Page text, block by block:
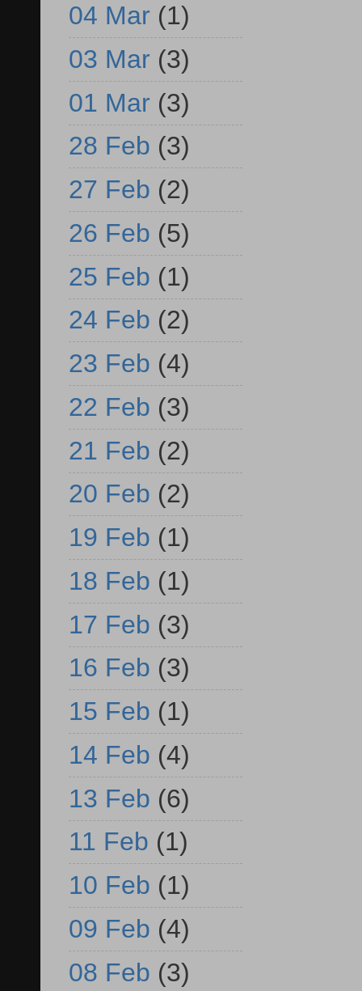
04 Mar (1)
03 Mar (3)
01 Mar (3)
28 Feb (3)
27 Feb (2)
26 Feb (5)
25 Feb (1)
24 Feb (2)
23 Feb (4)
22 Feb (3)
21 Feb (2)
20 Feb (2)
19 Feb (1)
18 Feb (1)
17 Feb (3)
16 Feb (3)
15 Feb (1)
14 Feb (4)
13 Feb (6)
11 Feb (1)
10 Feb (1)
09 Feb (4)
08 Feb (3)